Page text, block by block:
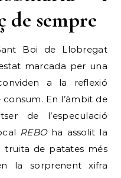
de sempre
Boi de Llobregat
marcada per una
a la reflexió
En l’àmbit de
de l’especulació
REBOha assolit la
truita de patates més
la sorprenent xifra